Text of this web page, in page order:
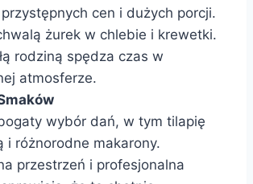
cen i dużych porcji.
żurek w chlebie i krewetki.
rodziną spędza czas w
atmosferze.
wybór dań, w tym tilapię
i różnorodne makarony.
przestrzeń i profesjonalna